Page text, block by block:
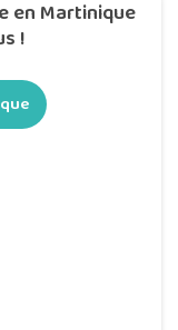
en Martinique
!